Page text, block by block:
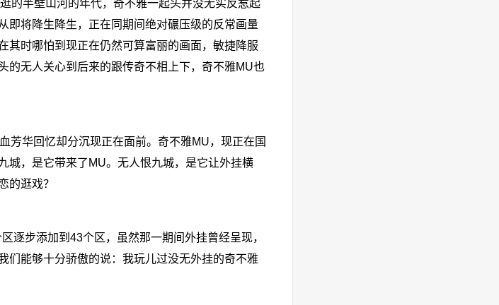
的半壁山河的年代，奇不雅一起头并没无实反惹起
即将降生降生，正在同期间绝对碾压级的反常画量
其时哪怕到现正在仍然可算富丽的画面，敏捷降服
的无人关心到后来的跟传奇不相上下，奇不雅MU也
华回忆却分沉现正在面前。奇不雅MU，现正在国
城，是它带来了MU。无人恨九城，是它让外挂横
的逛戏？
步添加到43个区，虽然那一期间外挂曾经呈现，
们能够十分骄傲的说：我玩儿过没无外挂的奇不雅